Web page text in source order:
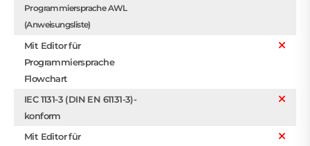
Programmiersprache AWL
(Anweisungsliste)
Mit Editor für
Programmiersprache
Flowchart
IEC 1131-3 (DIN EN 61131-3)-
konform
Mit Editor für